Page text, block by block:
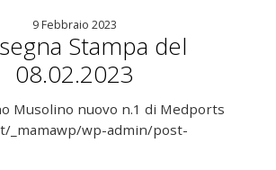
9 Febbraio 2023
Stampa del
08.02.2023
Musolino nuovo n.1 di Medports
_mamawp/wp-admin/post-